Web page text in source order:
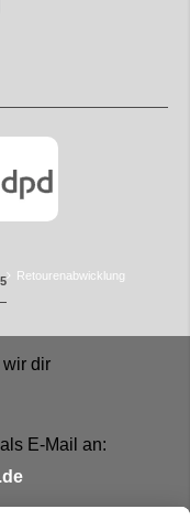
Retourenabwicklung
wir dir
E-Mail an: